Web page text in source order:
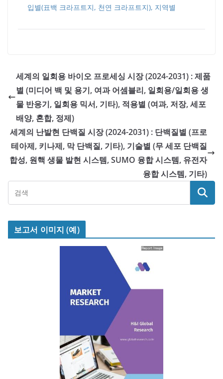
입별(표백 크라프트지, 천연 크라프트지), 지역별
세계의 일회용 바이오 프로세싱 시장 (2024-2031) : 제품
별 (미디어 백 및 용기, 여과 어셈블리, 일회용/일회용 생
물 반응기, 일회용 믹서, 기타), 적용별 (여과, 저장, 세포
배양, 혼합, 정제)
세계의 난발현 단백질 시장 (2024-2031) : 단백질별 (프로
테아제, 키나제, 막 단백질, 기타), 기술별 (무 세포 단백질
합성, 원핵 생물 발현 시스템, SUMO 융합 시스템, 유전자
융합 시스템, 기타)
보고서 이미지 (예)